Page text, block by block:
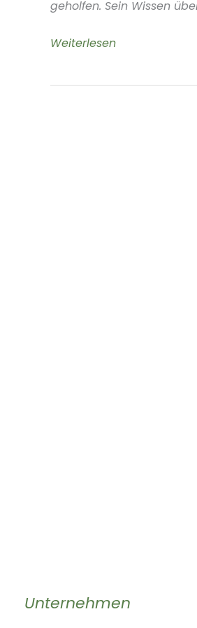
geholfen. Sein Wissen
Killer
Franken
Weiterlesen
Unternehmen